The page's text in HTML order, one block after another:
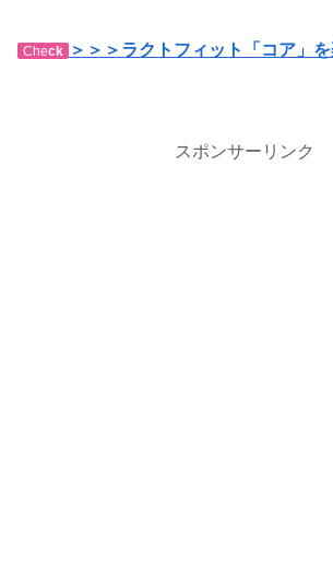
Check ＞＞＞ラクトフィット「コア」
スポンサーリンク